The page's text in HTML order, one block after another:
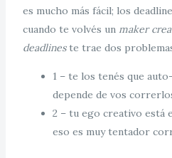
es mucho más fácil; los
cuando te volvés un maker
deadlineste trae dos
1 – te los tenés que
depende de vos
2 – tu ego creativo está
eso es muy tentador